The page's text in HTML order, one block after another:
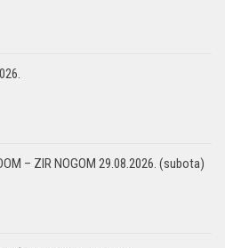
– ZIR NOGOM 29.08.2026. (subota)